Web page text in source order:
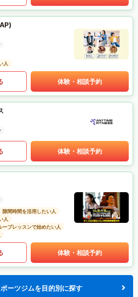
人
体験・相談予約
体験・相談予約
隙間時間を活用したい人
人
ープレッスンで始めたい人
体験・相談予約
ーツジムを目的別に探す